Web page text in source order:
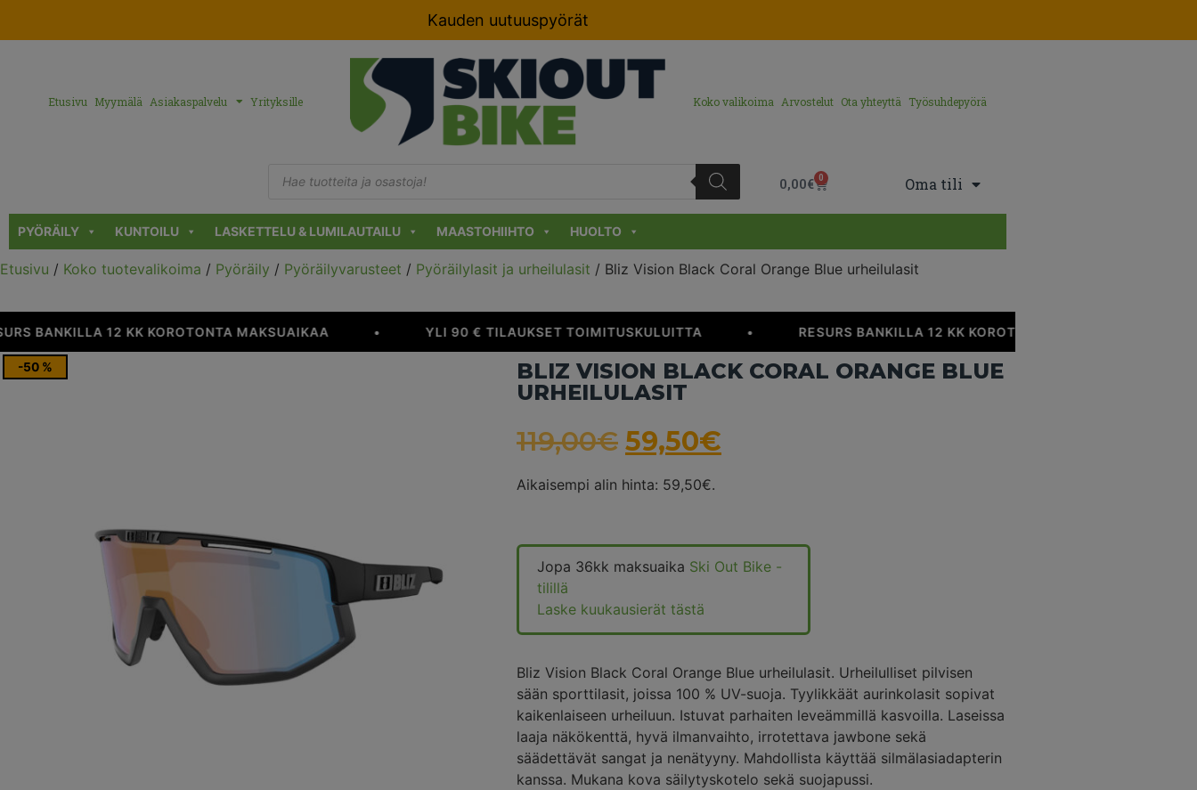
Kauden uutuuspyörät
Etusivu Myymälä Asiakaspalvelu Yrityksille Koko valikoima Arvostelut Ota yhteyttä Työsuhdepyörä
0,00€ 0 Oma tili
PYÖRÄILY KUNTOILU LASKETTELU & LUMILAUTAILU MAASTOHIIHTO HUOLTO
Etusivu / Koko tuotevalikoima / Pyöräily / Pyöräilyvarusteet / Pyöräilylasit ja urheilulasit / Bliz Vision Black Coral Orange Blue urheilulasit
BANKILLA 12 KK KOROTONTA MAKSUAIKAA YLI 90 € TILAUKSET TOIMITUSKULUITTA RESURS BANKILLA 12 KK KOROTONTA MAKSUAIKAA
-50 %
BLIZ VISION BLACK CORAL ORANGE BLUE
URHEILULASIT
119,00€ 59,50€
Aikaisempi alin hinta: 59,50€.
Jopa 36kk maksuaika Ski Out Bike -
tilillä
Laske kuukausierät tästä
Bliz Vision Black Coral Orange Blue urheilulasit. Urheilulliset pilvisen
sään sporttilasit, joissa 100 % UV-suoja. Tyylikkäät aurinkolasit sopivat
kaikenlaiseen urheiluun. Istuvat parhaiten leveämmillä kasvoilla. Laseissa
laaja näkökenttä, hyvä ilmanvaihto, irrotettava jawbone sekä
säädettävät sangat ja nenätyyny. Mahdollista käyttää silmälasiadapterin
kanssa. Mukana kova säilytyskotelo sekä suojapussi.